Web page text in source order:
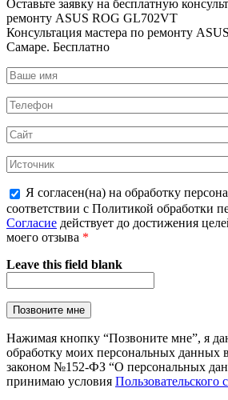
Оставьте заявку на бесплатную
ремонту ASUS ROG GL702VT
Консультация мастера по ремонту
Самаре. Бесплатно
Я согласен(на) на обработку
соответствии с Политикой обработки
Согласие действует до достижения
моего отзыва *
Leave this field blank
Нажимая кнопку “Позвоните мне”, я
обработку моих персональных данных
законом №152-ФЗ “О персональных
принимаю условия Пользовательского